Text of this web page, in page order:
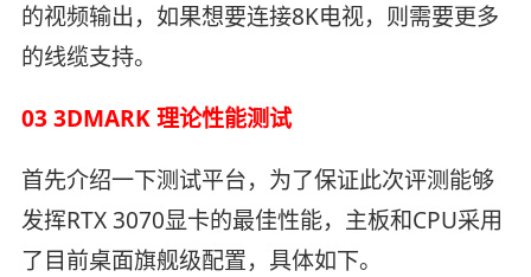
的视频输出，如果想要连接8K电视，则需要更多
的线缆支持。
03 3DMARK 理论性能测试
首先介绍一下测试平台，为了保证此次评测能够
发挥RTX 3070显卡的最佳性能，主板和CPU采用
了目前桌面旗舰级配置，具体如下。